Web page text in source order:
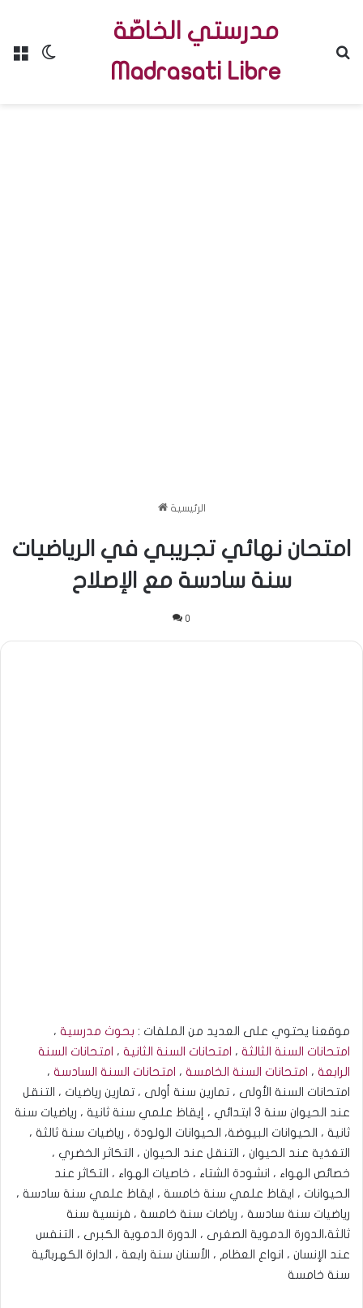
Menu
مدرستي الخاصّة
Madrasati Libre
الرئيسية
امتحان نهائي تجريبي في الرياضيات
سنة سادسة مع الإصلاح
0
موقعنا يحتوي على العديد من الملفات : بحوث مدرسية ،
امتحانات السنة الثالثة ، امتحانات السنة الثانية ، امتحانات السنة
الرابعة ، امتحانات السنة الخامسة ، امتحانات السنة السادسة ،
امتحانات السنة الأولى ، تمارين سنة أولى ، تمارين رياضيات ، التنقل
عند الحيوان سنة 3 ابتدائي ، إيقاظ علمي سنة ثانية ، رياضيات سنة
ثانية ، الحيوانات البيوضة، الحيوانات الولودة ، رياضيات سنة ثالثة ،
التغذية عند الحيوان ، التنقل عند الحيوان ، التكاثر الخضري ،
خصائص الهواء ، انشودة الشتاء ، خاصيات الهواء ، التكاثر عند
الحيوانات ، ايقاظ علمي سنة خامسة ، ايقاظ علمي سنة سادسة ،
رياضيات سنة سادسة ، رياضات سنة خامسة ، فرنسية سنة
ثالثة،الدورة الدموية الصغرى ، الدورة الدموية الكبرى ، التنفس
عند الإنسان ، انواع العظام ، الأسنان سنة رابعة ، الدارة الكهربائية
سنة خامسة